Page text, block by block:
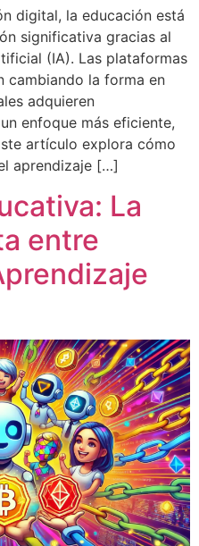
digital, la educación está
significativa gracias al
(IA). Las plataformas
cambiando la forma en
adquieren
enfoque más eficiente,
artículo explora cómo
aprendizaje […]
La
entre